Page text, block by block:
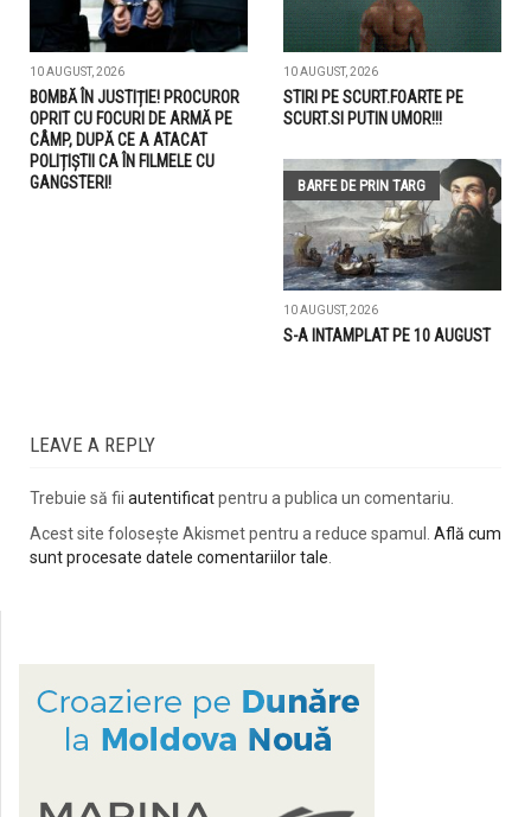
10 AUGUST, 2026
BOMBĂ ÎN JUSTIȚIE! PROCUROR
OPRIT CU FOCURI DE ARMĂ PE
CÂMP, DUPĂ CE A ATACAT
POLIȚIȘTII CA ÎN FILMELE CU
GANGSTERI!
10 AUGUST, 2026
STIRI PE SCURT.FOARTE PE
SCURT.SI PUTIN UMOR!!!
BARFE DE PRIN TARG
10 AUGUST, 2026
S-A INTAMPLAT PE 10 AUGUST
LEAVE A REPLY
Trebuie să fii autentificatpentru a publica un comentariu.
Acest site folosește Akismet pentru a reduce spamul. Află cum
sunt procesate datele comentariilor tale